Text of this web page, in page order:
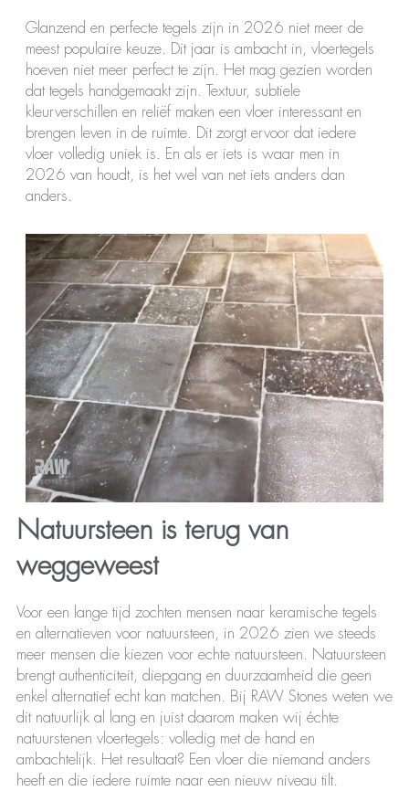
Glanzend en perfecte tegels zijn in 2026 niet meer de
meest populaire keuze. Dit jaar is ambacht in, vloertegels
hoeven niet meer perfect te zijn. Het mag gezien worden
dat tegels handgemaakt zijn. Textuur, subtiele
kleurverschillen en reliëf maken een vloer interessant en
brengen leven in de ruimte. Dit zorgt ervoor dat iedere
vloer volledig uniek is. En als er iets is waar men in
2026 van houdt, is het wel van net iets anders dan
anders.
Natuursteen is terug van
weggeweest
Voor een lange tijd zochten mensen naar keramische tegels
en alternatieven voor natuursteen, in 2026 zien we steeds
meer mensen die kiezen voor echte natuursteen. Natuursteen
brengt authenticiteit, diepgang en duurzaamheid die geen
enkel alternatief echt kan matchen. Bij RAW Stones weten we
dit natuurlijk al lang en juist daarom maken wij échte
natuurstenen vloertegels: volledig met de hand en
ambachtelijk. Het resultaat? Een vloer die niemand anders
heeft en die iedere ruimte naar een nieuw niveau tilt.